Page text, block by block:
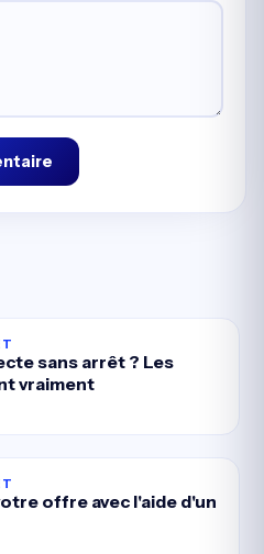
sans arrêt ? Les
vraiment
offre avec l'aide d'un